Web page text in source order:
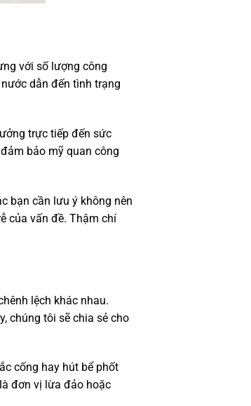
với số lượng công
dẫn đến tình trạng
trực tiếp đến sức
bảo mỹ quan công
bạn cần lưu ý không nên
của vấn đề. Thậm chí
lệch khác nhau.
chúng tôi sẽ chia sẻ cho
cống hay hút bể phốt
đơn vị lừa đảo hoặc